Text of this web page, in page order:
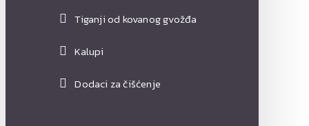
Tiganji od kovanog gvožđa
Kalupi
Dodaci za čišćenje